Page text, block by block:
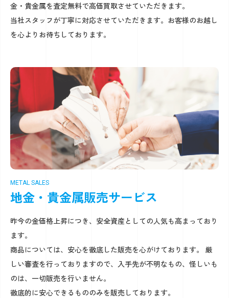
金・貴金属を査定無料で高価買取させていただきます。
当社スタッフが丁寧に対応させていただきます。お客様のお越し
を心よりお待ちしております。
METAL SALES
地金・貴金属販売サービス
昨今の金価格上昇につき、安全資産としての人気も高まっており
ます。
商品については、安心を徹底した販売を心がけております。 厳
しい審査を行っておりますので、入手先が不明なもの、怪しいも
のは、一切販売を行いません。
徹底的に安心できるもののみを販売しております。